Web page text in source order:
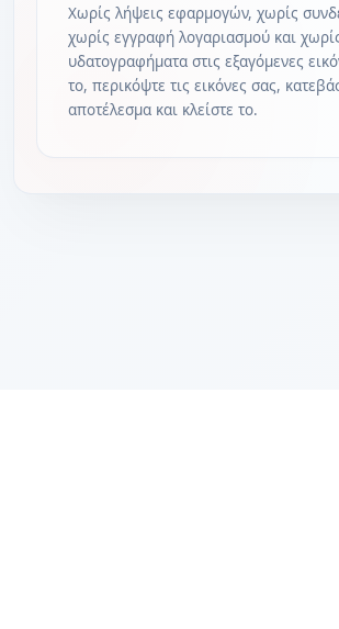
Χωρίς λήψεις εφαρμογών, χωρίς
χωρίς εγγραφή λογαριασμού και
υδατογραφήματα στις εξαγόμενες
το, περικόψτε τις εικόνες σας,
αποτέλεσμα και κλείστε το.